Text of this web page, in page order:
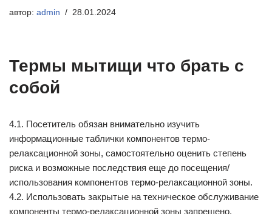
автор: admin 28.01.2024
Термы мытищи что брать с
собой
4.1. Посетитель обязан внимательно изучить
информационные таблички компонентов термо-
релаксационной зоны, самостоятельно оценить степень
риска и возможные последствия еще до посещения/
использования компонентов термо-релаксационной зоны.
4.2. Использовать закрытые на техническое обслуживание
компоненты термо-релаксационной зоны запрещено.